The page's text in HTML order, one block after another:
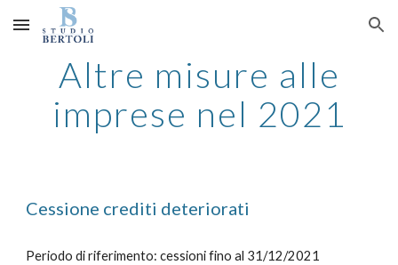
Skip to main content Skip to navigation
Altre misure alle
imprese nel 2021
Cessione crediti deteriorati
Periodo di riferimento: cessioni fino al 31/12/2021